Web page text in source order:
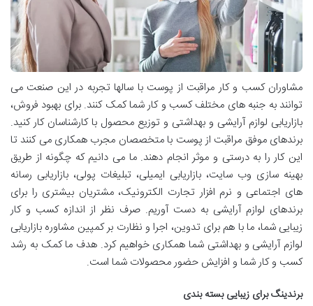
مشاوران کسب و کار مراقبت از پوست با سالها تجربه در این صنعت می
توانند به جنبه های مختلف کسب و کار شما کمک کنند. برای بهبود فروش،
بازاریابی لوازم آرایشی و بهداشتی و توزیع محصول با کارشناسان کار کنید.
برندهای موفق مراقبت از پوست با متخصصان مجرب همکاری می کنند تا
این کار را به درستی و موثر انجام دهند. ما می دانیم که چگونه از طریق
بهینه سازی وب سایت، بازاریابی ایمیلی، تبلیغات پولی، بازاریابی رسانه
های اجتماعی و نرم افزار تجارت الکترونیک، مشتریان بیشتری را برای
برندهای لوازم آرایشی به دست آوریم. صرف نظر از اندازه کسب و کار
زیبایی شما، ما با هم برای تدوین، اجرا و نظارت بر کمپین مشاوره بازاریابی
لوازم آرایشی و بهداشتی شما همکاری خواهیم کرد. هدف ما کمک به رشد
کسب و کار شما و افزایش حضور محصولات شما است.
برندینگ برای زیبایی بسته بندی